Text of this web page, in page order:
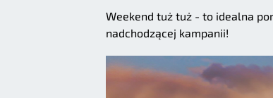
Weekend tuż tuż - to idealna
nadchodzącej kampanii!